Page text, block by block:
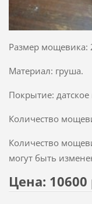
Размер мощевика:
Материал: груша.
Покрытие: датское
Количество
Количество
могут быть
Цена: